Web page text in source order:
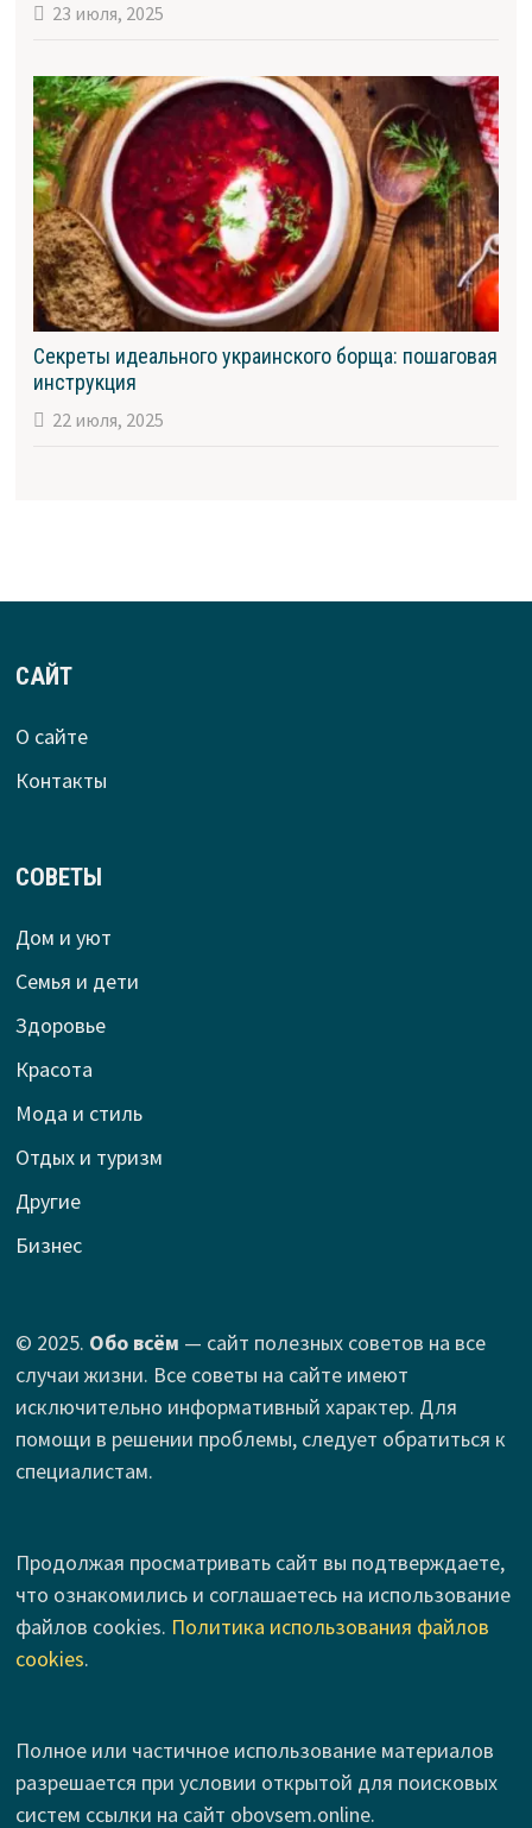
23 июля, 2025
Секреты идеального украинского борща: пошаговая
инструкция
22 июля, 2025
САЙТ
О сайте
Контакты
СОВЕТЫ
Дом и уют
Семья и дети
Здоровье
Красота
Мода и стиль
Отдых и туризм
Другие
Бизнес
© 2025. Обо всём — сайт полезных советов на все
случаи жизни. Все советы на сайте имеют
исключительно информативный характер. Для
помощи в решении проблемы, следует обратиться к
специалистам.
Продолжая просматривать сайт вы подтверждаете,
что ознакомились и соглашаетесь на использование
файлов cookies. Политика использования файлов
cookies.
Полное или частичное использование материалов
разрешается при условии открытой для поисковых
систем ссылки на сайт obovsem.online.